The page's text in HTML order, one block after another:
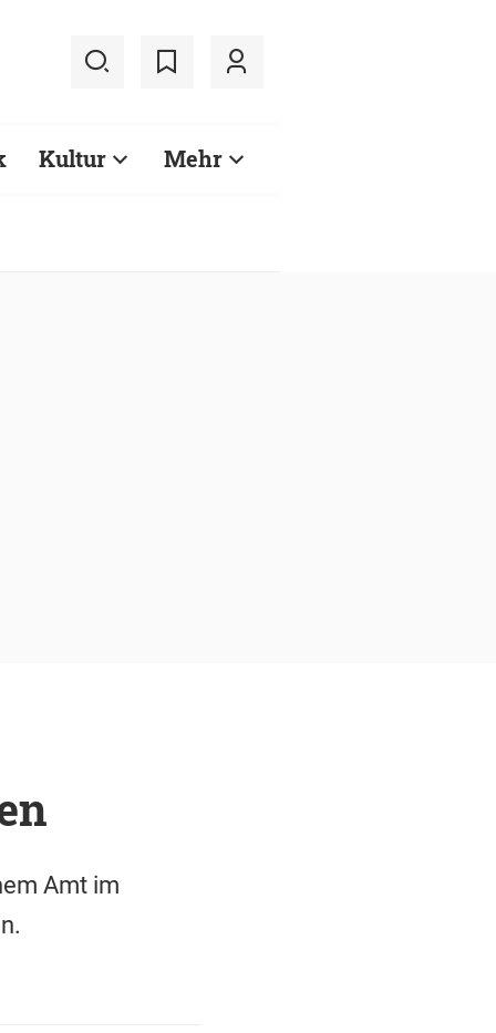
Kultur Mehr
Amt im